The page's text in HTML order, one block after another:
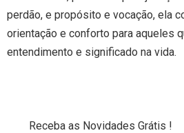
perdão, e propósito e vocação, ela
orientação e conforto para aqueles
entendimento e significado na vida.
Receba as Novidades Grátis !